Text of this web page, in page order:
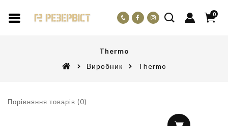
0
Thermo
Виробник
Thermo
Порівняння товарів (0)